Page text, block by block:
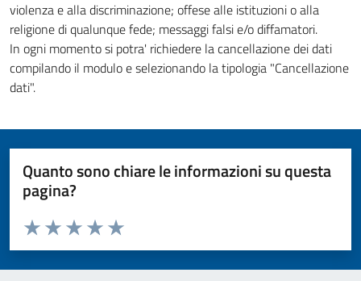
violenza e alla discriminazione; offese alle istituzioni o alla
religione di qualunque fede; messaggi falsi e/o diffamatori.
In ogni momento si potra' richiedere la cancellazione dei dati
compilando il modulo e selezionando la tipologia "Cancellazione
dati".
Quanto sono chiare le informazioni su questa
pagina?
Valuta da 1 a 5 stelle la pagina
Valuta 5 stelle su 5
Valuta 4 stelle su 5
Valuta 3 stelle su 5
Valuta 2 stelle su 5
Valuta 1 stelle su 5